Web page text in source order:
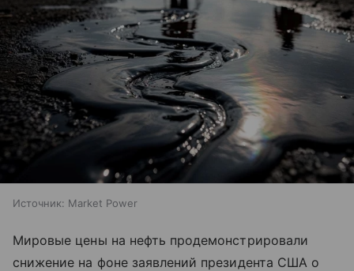
Источник: Market Power
Мировые цены на нефть продемонстрировали
снижение на фоне заявлений президента США о